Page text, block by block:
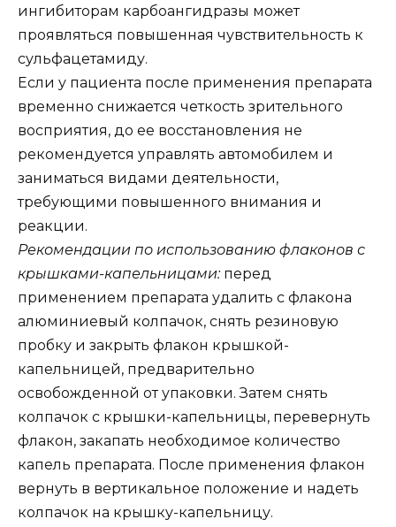
ингибиторам карбоангидразы может
проявляться повышенная чувствительность к
сульфацетамиду.
Если у пациента после применения препарата
временно снижается четкость зрительного
восприятия, до ее восстановления не
рекомендуется управлять автомобилем и
заниматься видами деятельности,
требующими повышенного внимания и
реакции.
Рекомендации по использованию флаконов с
крышками-капельницами:перед
применением препарата удалить с флакона
алюминиевый колпачок, снять резиновую
пробку и закрыть флакон крышкой-
капельницей, предварительно
освобожденной от упаковки. Затем снять
колпачок с крышки-капельницы, перевернуть
флакон, закапать необходимое количество
капель препарата. После применения флакон
вернуть в вертикальное положение и надеть
колпачок на крышку-капельницу.